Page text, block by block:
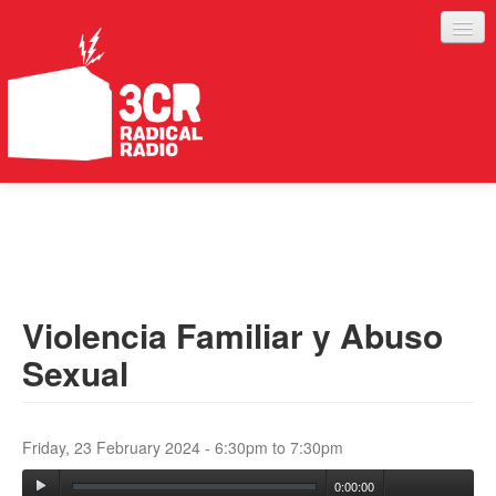
ABOUT
SERVICES
Violencia Familiar y Abuso
Sexual
Friday, 23 February 2024 - 6:30pm to 7:30pm
0:00:00